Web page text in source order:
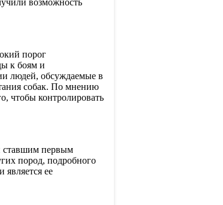
возможность
порог
к боям и
людей, обсуждаемые в
собак. По мнению
чтобы контролировать
ставшим первым
пород, подробного
ее